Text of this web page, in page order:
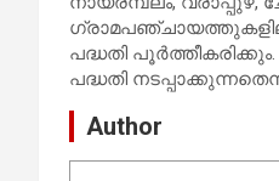
പദ്ധതി
പദ്ധതി
Author